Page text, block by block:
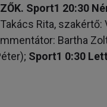
Sport1 20:30
Rita, szakértő:
Bartha
Sport1 0:30